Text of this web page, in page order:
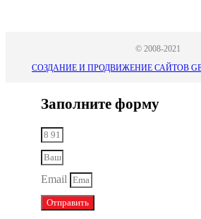
© 2008-2021
СОЗДАНИЕ И ПРОДВИЖЕНИЕ САЙТОВ
Заполните форму
Email
Отправить